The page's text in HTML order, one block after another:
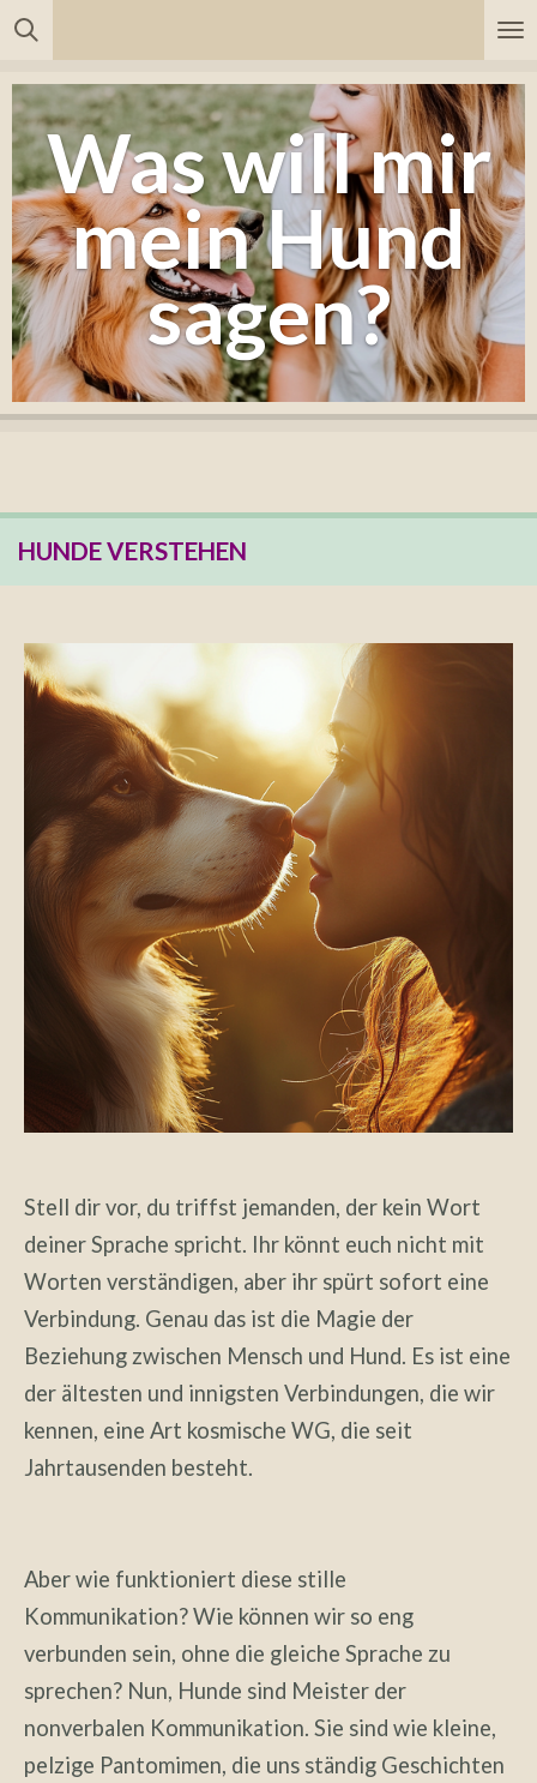
Zum
Hauptinhalt
springen
Was will mir
mein Hund
sagen?
HUNDE VERSTEHEN
Stell dir vor, du triffst jemanden, der kein Wort
deiner Sprache spricht. Ihr könnt euch nicht mit
Worten verständigen, aber ihr spürt sofort eine
Verbindung. Genau das ist die Magie der
Beziehung zwischen Mensch und Hund. Es ist eine
der ältesten und innigsten Verbindungen, die wir
kennen, eine Art kosmische WG, die seit
Jahrtausenden besteht.
Aber wie funktioniert diese stille
Kommunikation? Wie können wir so eng
verbunden sein, ohne die gleiche Sprache zu
sprechen? Nun, Hunde sind Meister der
nonverbalen Kommunikation. Sie sind wie kleine,
pelzige Pantomimen, die uns ständig Geschichten